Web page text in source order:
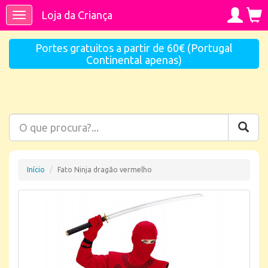
ToggleLoja da Criança
Portes gratuitos a partir de 60€ (Portugal
Continental apenas)
Início Fato Ninja dragão vermelho